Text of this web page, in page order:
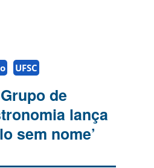
UFSC
de
lança
sem nome’